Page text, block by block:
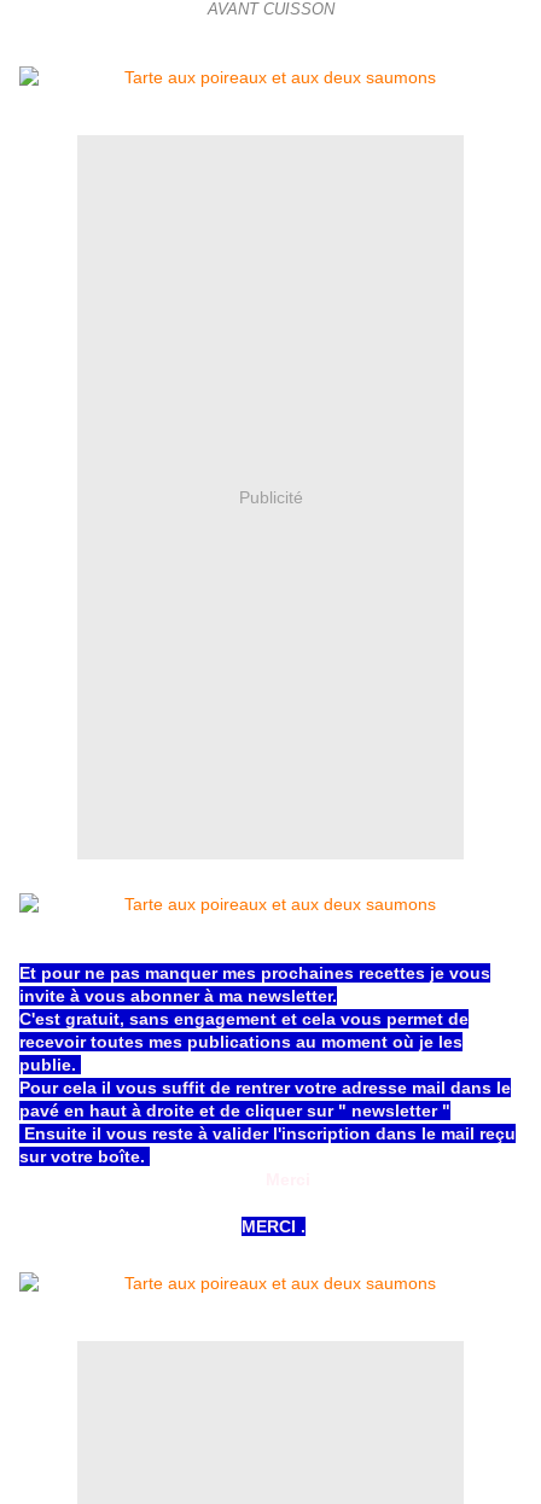
AVANT CUISSON
Publicité
Et pour ne pas manquer mes prochaines recettes je vous
invite à vous abonner à ma newsletter.
C'est gratuit, sans engagement et cela vous permet de
recevoir toutes mes publications au moment où je les
publie.
Pour cela il vous suffit de rentrer votre adresse mail dans le
pavé en haut à droite et de cliquer sur " newsletter "
Ensuite il vous reste à valider l'inscription dans le mail reçu
sur votre boîte.
MERCI .